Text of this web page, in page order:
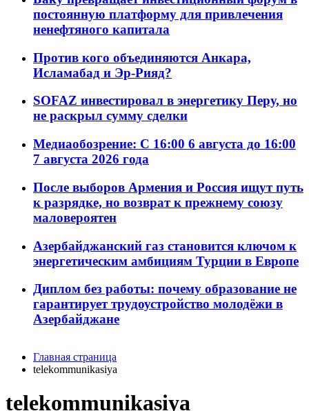
постоянную платформу для привлечения
ненефтяного капитала
Против кого объединяются Анкара,
Исламабад и Эр-Рияд?
SOFAZ инвестировал в энергетику Перу, но
не раскрыл сумму сделки
Медиаобозрение: С 16:00 6 августа до 16:00
7 августа 2026 года
После выборов Армения и Россия ищут путь
к разрядке, но возврат к прежнему союзу
маловероятен
Азербайджанский газ становится ключом к
энергетическим амбициям Турции в Европе
Диплом без работы: почему образование не
гарантирует трудоустройство молодёжи в
Азербайджане
Главная страница
telekommunikasiya
telekommunikasiya